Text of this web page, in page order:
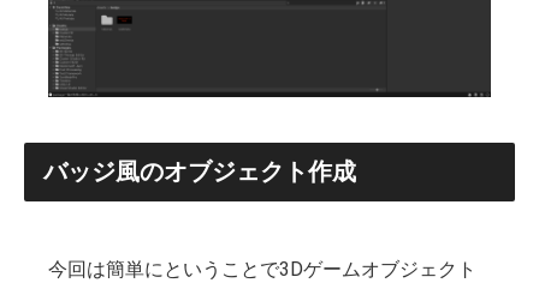
バッジ風のオブジェクト作成
今回は簡単にということで3Dゲームオブジェクト